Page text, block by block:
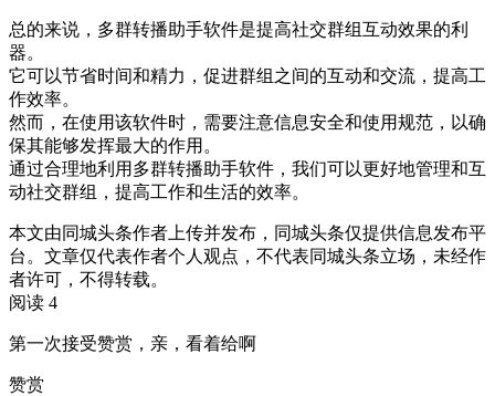
总的来说，多群转播助手软件是提高社交群组互动效果的利
器。
它可以节省时间和精力，促进群组之间的互动和交流，提高工
作效率。
然而，在使用该软件时，需要注意信息安全和使用规范，以确
保其能够发挥最大的作用。
通过合理地利用多群转播助手软件，我们可以更好地管理和互
动社交群组，提高工作和生活的效率。
本文由同城头条作者上传并发布，同城头条仅提供信息发布平
台。文章仅代表作者个人观点，不代表同城头条立场，未经作
者许可，不得转载。
阅读 4
第一次接受赞赏，亲，看着给啊
赞赏